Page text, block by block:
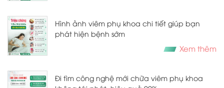
Hình ảnh viêm phụ khoa chi tiết giúp bạn
phát hiện bệnh sớm
Xem thêm
Đi tìm công nghệ mới chữa viêm phụ khoa